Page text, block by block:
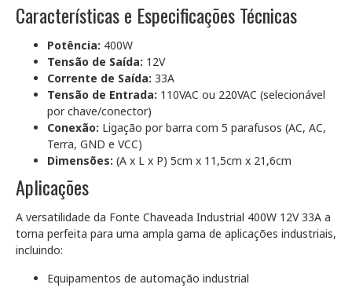
Características e Especificações Técnicas
Potência: 400W
Tensão de Saída: 12V
Corrente de Saída: 33A
Tensão de Entrada: 110VAC ou 220VAC (selecionável
por chave/conector)
Conexão: Ligação por barra com 5 parafusos (AC, AC,
Terra, GND e VCC)
Dimensões: (A x L x P) 5cm x 11,5cm x 21,6cm
Aplicações
A versatilidade da Fonte Chaveada Industrial 400W 12V 33A a
torna perfeita para uma ampla gama de aplicações industriais,
incluindo:
Equipamentos de automação industrial